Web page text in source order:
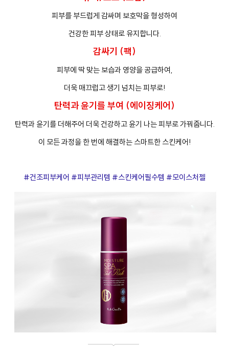
피부를 부드럽게 감싸며 보호막을 형성하여
건강한 피부 상태로 유지합니다.
감싸기 (팩)
피부에 딱 맞는 보습과 영양을 공급하여,
더욱 매끄럽고 생기 넘치는 피부로!
탄력과 윤기를 부여 (에이징케어)
탄력과 윤기를 더해주어 더욱 건강하고 윤기 나는 피부로 가꿔줍니다.
이 모든 과정을 한 번에 해결하는 스마트한 스킨케어!
#건조피부케어 #피부관리템 #스킨케어필수템 #모이스처젤